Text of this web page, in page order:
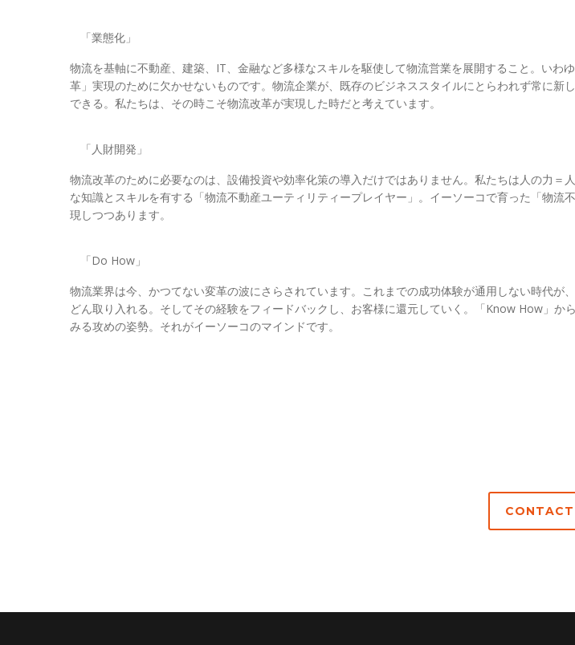
「業態化」
物流を基軸に不動産、建築、IT、金融など多様なスキルを駆使して物流営業を展開すること。い
革」実現のために欠かせないものです。物流企業が、既存のビジネススタイルにとらわれず常に
できる。私たちは、その時こそ物流改革が実現した時だと考えています。
「人財開発」
物流改革のために必要なのは、設備投資や効率化策の導入だけではありません。私たちは人の力
な知識とスキルを有する「物流不動産ユーティリティープレイヤー」。イーソーコで育った「物
現しつつあります。
「Do How」
物流業界は今、かつてない変革の波にさらされています。これまでの成功体験が通用しない時代
どん取り入れる。そしてその経験をフィードバックし、お客様に還元していく。「Know How」
みる攻めの姿勢。それがイーソーコのマインドです。
CONTACT